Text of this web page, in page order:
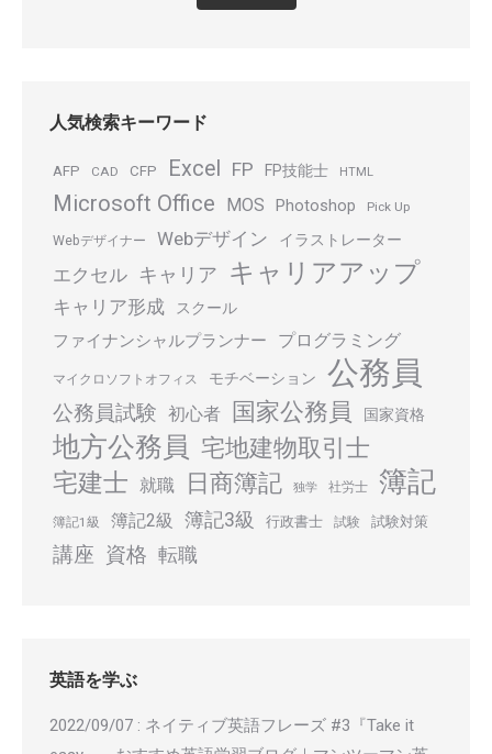
人気検索キーワード
AFP CAD CFP Excel FP FP技能士 HTML
Microsoft Office MOS Photoshop Pick Up
Webデザイナー Webデザイン イラストレーター
エクセル キャリア キャリアアップ
キャリア形成 スクール
ファイナンシャルプランナー プログラミング
マイクロソフトオフィス モチベーション 公務員
公務員試験 初心者 国家公務員 国家資格
地方公務員 宅地建物取引士
宅建士 就職 日商簿記 独学 社労士 簿記
簿記1級 簿記2級 簿記3級 行政書士 試験 試験対策
講座 資格 転職
英語を学ぶ
2022/09/07 : ネイティブ英語フレーズ #3『Take it